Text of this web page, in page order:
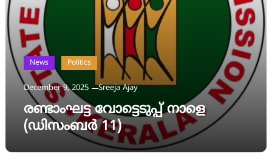
News Politics
December 9, 2025 Sreeja Ajay
രണ്ടാംഘട്ട വോട്ടെടുപ്പ് നാളെ
(ഡിസംബർ 11)